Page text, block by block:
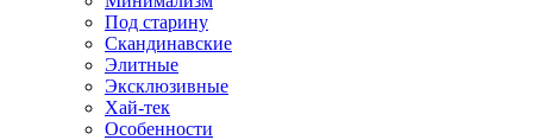
Под старину
Скандинавские
Элитные
Эксклюзивные
Хай-тек
Особенности